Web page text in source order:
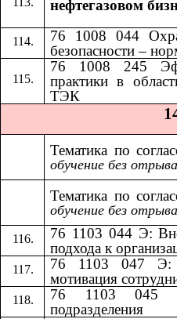
нефтегазовом
76 1008 044
безопасности –
76 1008 245
практики в
ТЭК
Тематика по
обучение без
Тематика по
обучение без
76 1103 044 Э:
подхода к
76 1103 047 Э:
мотивация
76 1103 045 Э:
подразделения